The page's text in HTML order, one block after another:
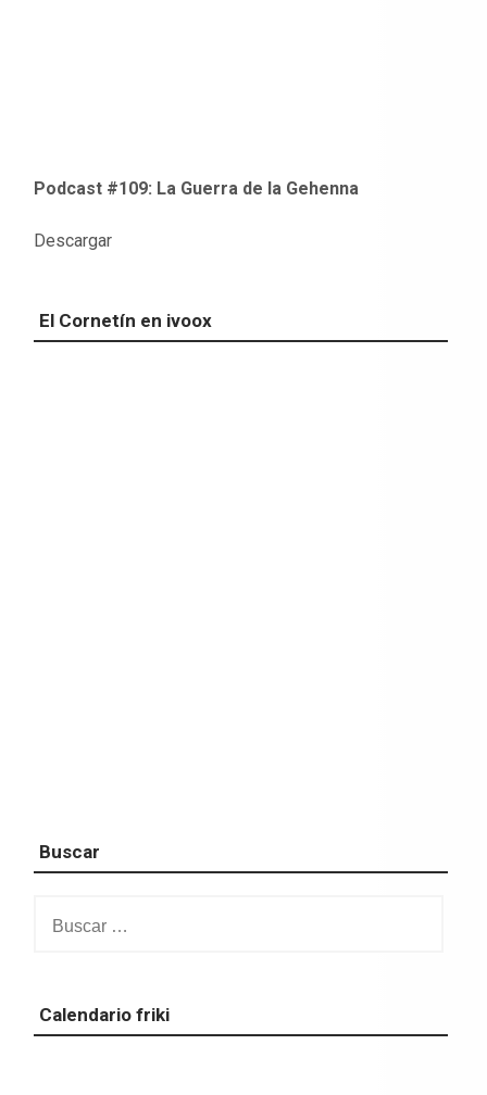
Podcast #109: La Guerra de la Gehenna
Descargar
El Cornetín en ivoox
Buscar
Calendario friki